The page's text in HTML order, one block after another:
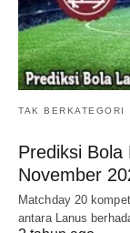
TAK BERKATEGORI
Prediksi
November
Matchday 20
antara Lanus